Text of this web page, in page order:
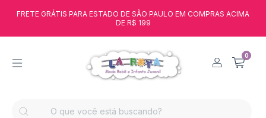
FRETE GRÁTIS PARA ESTADO DE SÃO PAULO EM COMPRAS ACIMA
DE R$ 199
0